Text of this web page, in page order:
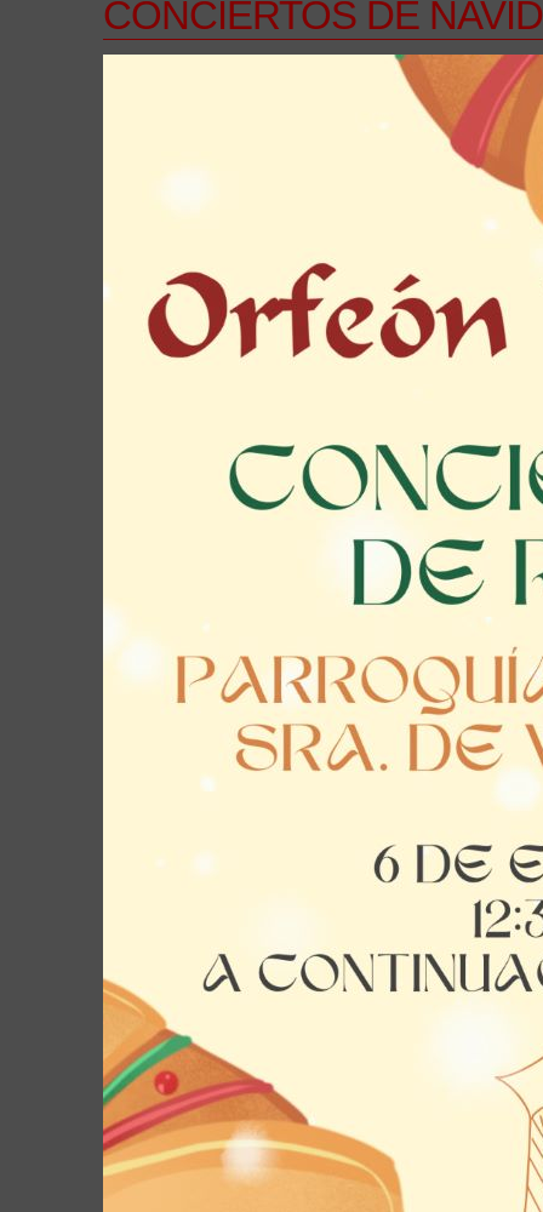
CONCIERTOS DE